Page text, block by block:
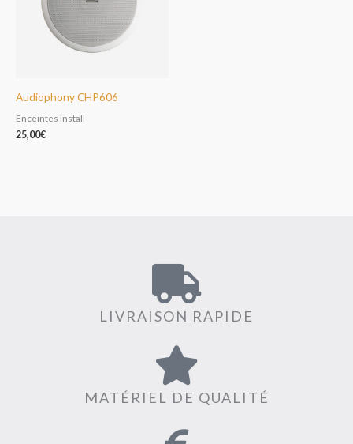
Audiophony CHP606
Enceintes Install
25,00€
LIVRAISON RAPIDE
MATÉRIEL DE QUALITÉ